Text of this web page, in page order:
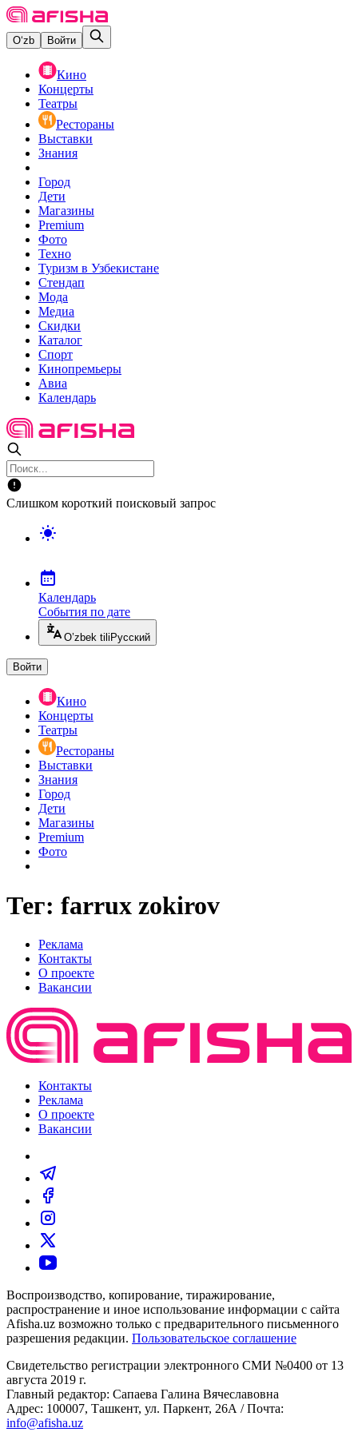
O‘zb Войти
Кино
Концерты
Театры
Рестораны
Выставки
Знания
Город
Дети
Магазины
Premium
Фото
Техно
Туризм в Узбекистане
Стендап
Мода
Медиа
Скидки
Каталог
Спорт
Кинопремьеры
Авиа
Календарь
Слишком короткий поисковый запрос
Календарь
События по дате
O’zbek tili Русский
Войти
Кино
Концерты
Театры
Рестораны
Выставки
Знания
Город
Дети
Магазины
Premium
Фото
Тег: farrux zokirov
Реклама
Контакты
О проекте
Вакансии
Контакты
Реклама
О проекте
Вакансии
Воспроизводство, копирование, тиражирование,
распространение и иное использование информации с сайта
Afisha.uz возможно только с предварительного письменного
разрешения редакции. Пользовательское соглашение
Свидетельство регистрации электронного СМИ №0400 от 13
августа 2019 г.
Главный редактор: Сапаева Галина Вячеславовна
Адрес: 100007, Ташкент, ул. Паркент, 26А / Почта:
info@afisha.uz